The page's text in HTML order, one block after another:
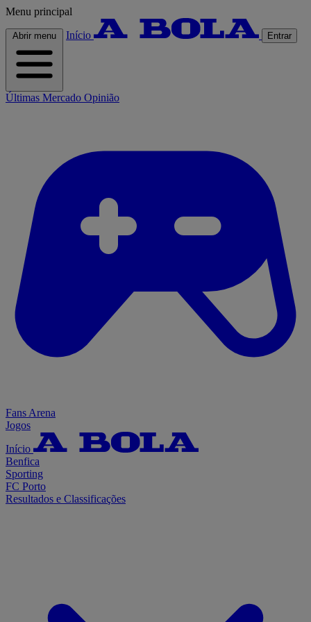
Menu principal
Abrir menu Início Entrar
Últimas Mercado Opinião
Fans Arena
Jogos
Início
Benfica
Sporting
FC Porto
Resultados e Classificações